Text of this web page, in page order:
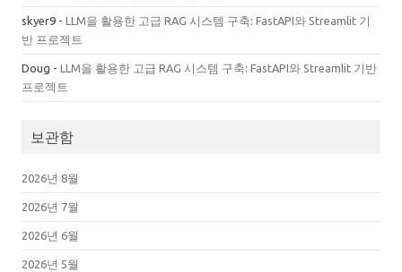
skyer9 - LLM을 활용한 고급 RAG 시스템 구축: FastAPI와 Streamlit 기
반 프로젝트
Doug - LLM을 활용한 고급 RAG 시스템 구축: FastAPI와 Streamlit 기반
프로젝트
보관함
2026년 8월
2026년 7월
2026년 6월
2026년 5월